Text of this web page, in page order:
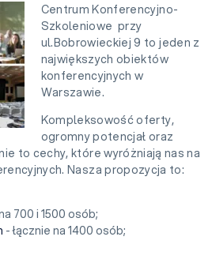
Centrum Konferencyjno-
Szkoleniowe przy
ul.Bobrowieckiej 9 to jeden z
największych obiektów
konferencyjnych w
Warszawie.
Kompleksowość oferty,
ogromny potencjał oraz
to cechy, które wyróżniają nas na
Nasza propozycja to:
700 i 1500 osób;
- łącznie na 1400 osób;